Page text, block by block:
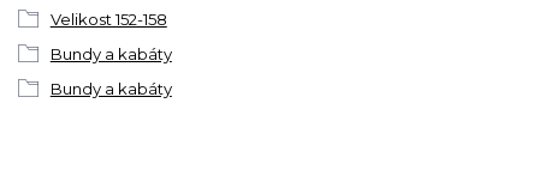
Velikost 152-158
Bundy a kabáty
Bundy a kabáty